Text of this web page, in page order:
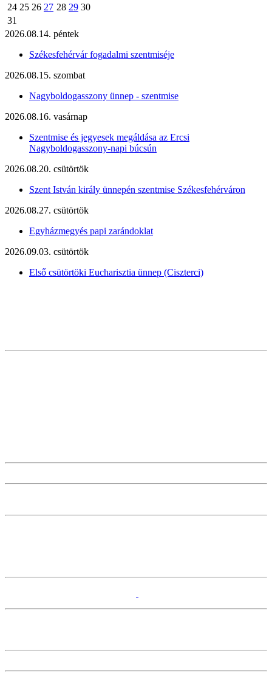
24 25 26 27 28 29 30
31
2026.08.14. péntek
Székesfehérvár fogadalmi szentmiséje
2026.08.15. szombat
Nagyboldogasszony ünnep - szentmise
2026.08.16. vasárnap
Szentmise és jegyesek megáldása az Ercsi
Nagyboldogasszony-napi búcsún
2026.08.20. csütörtök
Szent István király ünnepén szentmise Székesfehérváron
2026.08.27. csütörtök
Egyházmegyés papi zarándoklat
2026.09.03. csütörtök
Első csütörtöki Eucharisztia ünnep (Ciszterci)